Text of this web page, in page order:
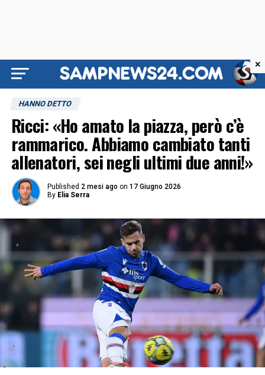
HANNO DETTO
Ricci: «Ho amato la piazza, però c’è
rammarico. Abbiamo cambiato tanti
allenatori, sei negli ultimi due anni!»
Published 2 mesi ago on 17 Giugno 2026
By Elia Serra
×